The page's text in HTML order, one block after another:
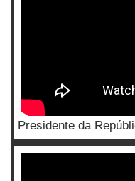
Presidente da